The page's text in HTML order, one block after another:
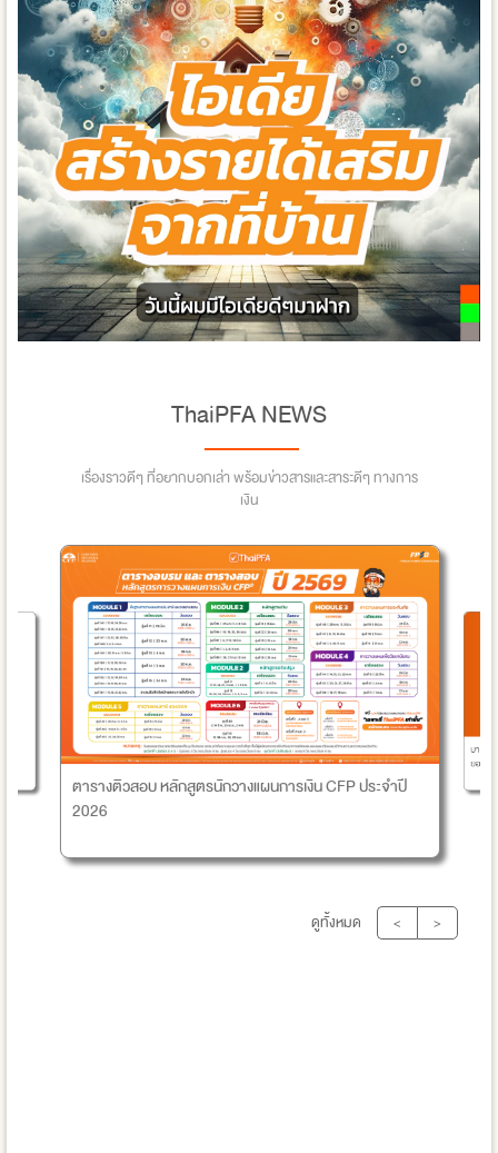
ThaiPFA NEWS
เรื่องราวดีๆ ที่อยากบอกเล่า พร้อมข่าวสารและสาระดีๆ ทางการ
เงิน
ตารางติวสอบ หลักสูตรนักวางแผนการเงิน CFP ประจำปี
2026
บางครั้
ยอดแช
ดูทั้งหมด < >